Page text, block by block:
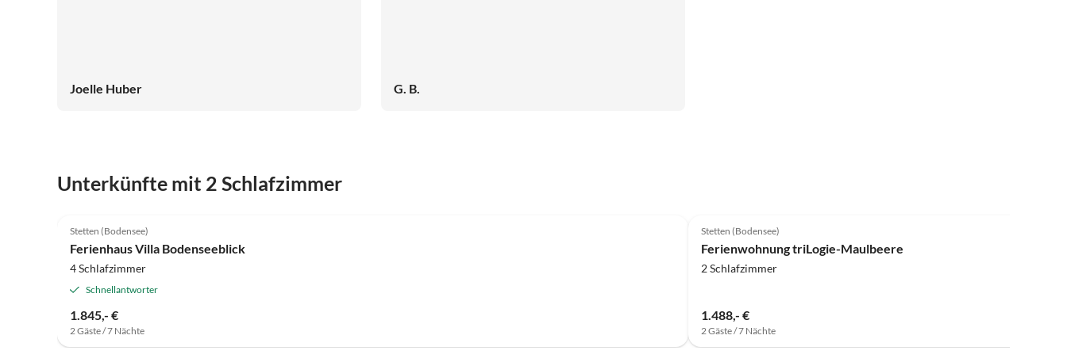
Joelle Huber G. B.
Unterkünfte mit 2 Schlafzimmer
Auszeichnung 2025
Stetten (Bodensee)
Ferienhaus Villa Bodenseeblick
4 Schlafzimmer
Schnellantworter
1.845,- €
2 Gäste / 7 Nächte
Stetten (Bodensee)
Ferienwohnung triLogie-Maulbeere
2 Schlafzimmer
1.488,- €
2 Gäste / 7 Nächte